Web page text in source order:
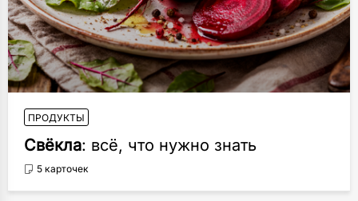
ПРОДУКТЫ
Свёкла: всё, что нужно знать
5 карточек